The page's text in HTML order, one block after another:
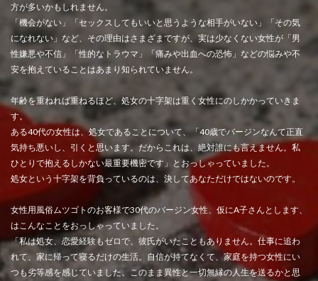
方が多いかもしれません。
「機会がない」「セックスしてもいいと思うような相手がいない」「その気
になれない」など、その理由はさまざまですが、実は少なくない女性が「男
性嫌悪や不信」「性的なトラウマ」「痛みや出血への恐怖」などの悩みや不
安を抱えていることはあまり知られていません。
年齢を重ねれば重ねるほど、処女の十字架は重く女性にのしかかっていきま
す。
ある40代の女性は、処女であることについて、「40歳でバージンなんて正直
気持ち悪いし、引くと思います。だからこれは、絶対誰にも言えません。私
ひとりで抱えるしかない最重要機密です」とおっしゃっていました。
処女という十字架を背負っているのは、決してあなただけではないのです。
女性用風俗ムツゴトのお客様で30代のバージン女性、仮にA子さんとします、
はこんなことをおっしゃっていました。
「私は処女、恋愛経験もゼロで、彼氏がいたこともありません。仕事に追わ
れて、家に帰って寝るだけの生活。自信が持てなくて、家庭を持つ女性にい
つも劣等感を感じていました。このまま異性と一切無縁の人生を送るかと思